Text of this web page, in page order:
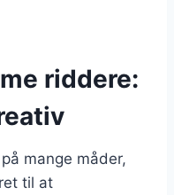
riddere:
mange måder,
til at